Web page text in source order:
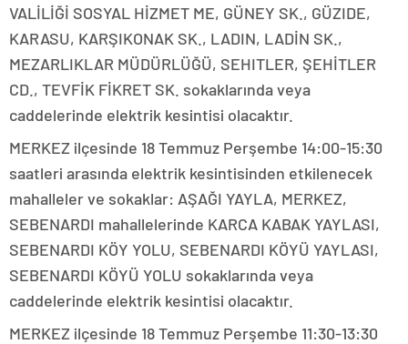
VALİLİĞİ SOSYAL HİZMET ME, GÜNEY SK., GÜZIDE,
KARASU, KARŞIKONAK SK., LADIN, LADİN SK.,
MEZARLIKLAR MÜDÜRLÜĞÜ, SEHITLER, ŞEHİTLER
CD., TEVFİK FİKRET SK. sokaklarında veya
caddelerinde elektrik kesintisi olacaktır.
MERKEZ ilçesinde 18 Temmuz Perşembe 14:00-15:30
saatleri arasında elektrik kesintisinden etkilenecek
mahalleler ve sokaklar: AŞAĞI YAYLA, MERKEZ,
SEBENARDI mahallelerinde KARCA KABAK YAYLASI,
SEBENARDI KÖY YOLU, SEBENARDI KÖYÜ YAYLASI,
SEBENARDI KÖYÜ YOLU sokaklarında veya
caddelerinde elektrik kesintisi olacaktır.
MERKEZ ilçesinde 18 Temmuz Perşembe 11:30-13:30